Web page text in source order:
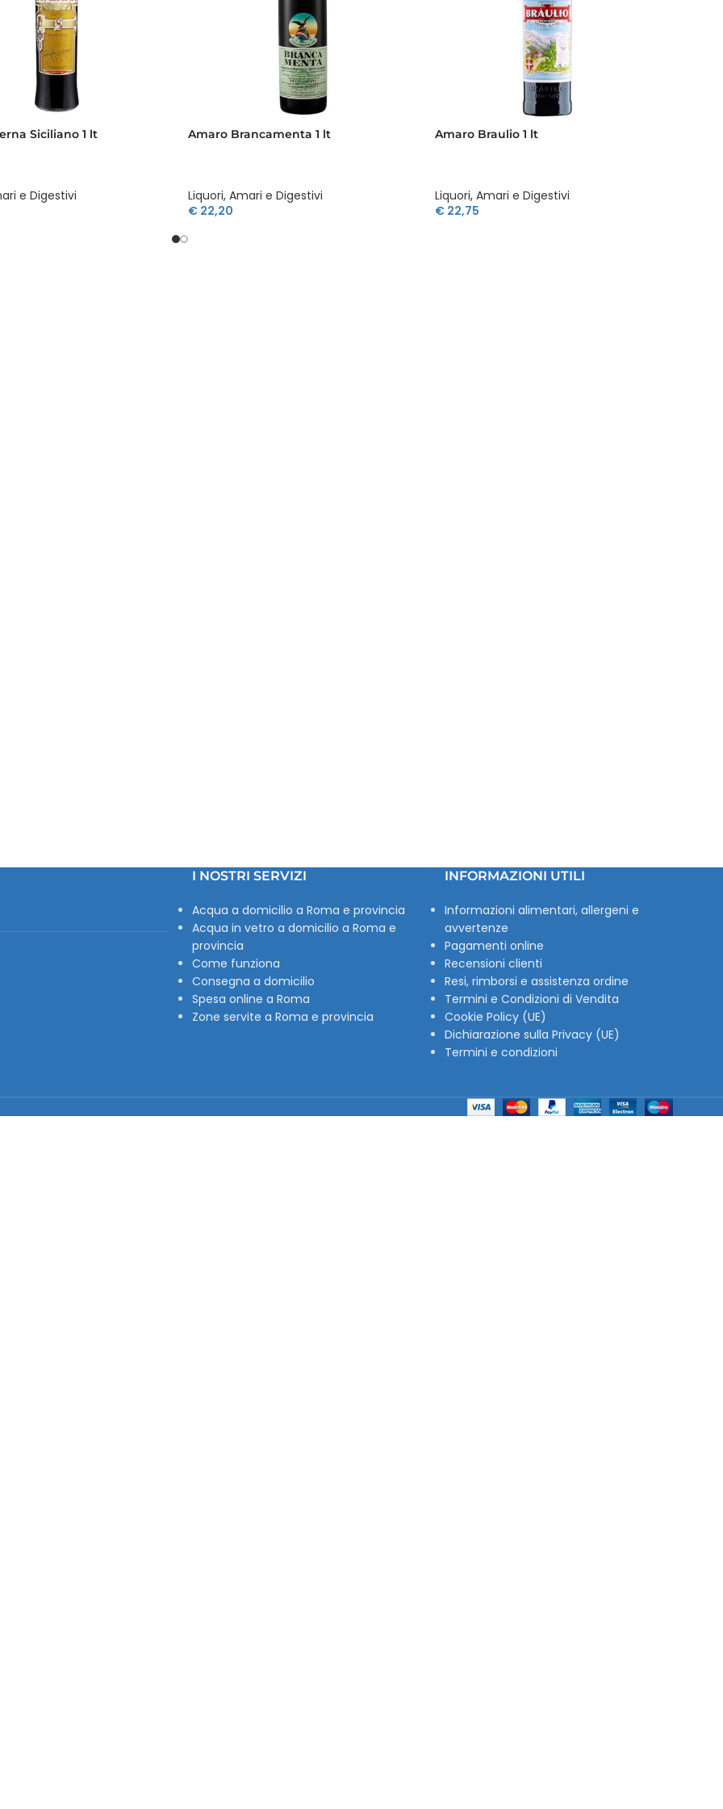
Siciliano 1 lt
e Digestivi
Amaro Brancamenta 1 lt
Liquori, Amari e Digestivi
€ 22,20
Amaro Braulio 1 lt
Liquori, Amari e Digestivi
€22,75
I NOSTRI SERVIZI
Acqua a domicilio a Roma e provincia
Acqua in vetro a domicilio a Roma e
provincia
Come funziona
Consegna a domicilio
Spesa online a Roma
Zone servite a Roma e provincia
INFORMAZIONI UTILI
Informazioni alimentari, allergeni e
avvertenze
Pagamenti online
Recensioni clienti
Resi, rimborsi e assistenza ordine
Termini e Condizioni di Vendita
Cookie Policy (UE)
Dichiarazione sulla Privacy (UE)
Termini e condizioni